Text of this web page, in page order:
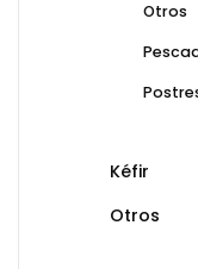
Otros
Kéfir
Otros